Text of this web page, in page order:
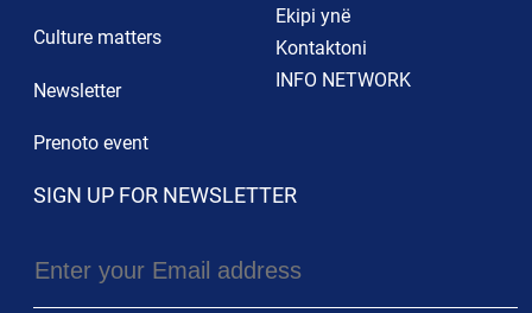
Culture matters
Newsletter
Prenoto event
Ekipi ynë
Kontaktoni
INFO NETWORK
SIGN UP FOR NEWSLETTER